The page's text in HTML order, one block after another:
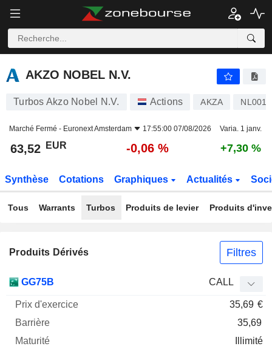
AKZO NOBEL N.V.
AKZO NOBEL N.V.
Turbos Akzo Nobel N.V. Actions AKZA
Marché Fermé - Euronext Amsterdam 17:55:00 07/08/2026 Varia. 1 janv.
63,52 EUR -0,06 % +7,30 %
Synthèse Cotations Graphiques Actualités
Tous Warrants Turbos Produits de levier Produits
Produits Dérivés Filtres
Mnemo Type
GG75B CALL
35,69 €
35,69
Illimité